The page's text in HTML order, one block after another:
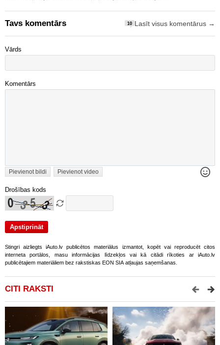
Tavs komentārs 10 Lasīt visus komentārus →
Vārds
Komentārs
Pievienot bildi Pievienot video
Drošības kods
Stingri aizliegts iAuto.lv publicētos materiālus izmantot, kopēt vai reproducēt citos
interneta portālos, masu informācijas līdzekļos vai kā citādi rīkoties ar iAuto.lv
publicētajiem materiāliem bez rakstiskas EON SIA atļaujas saņemšanas.
CITI RAKSTI